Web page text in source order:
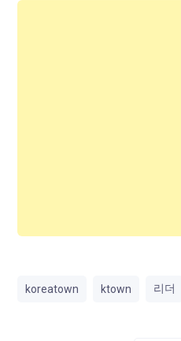
koreatown ktown 리더